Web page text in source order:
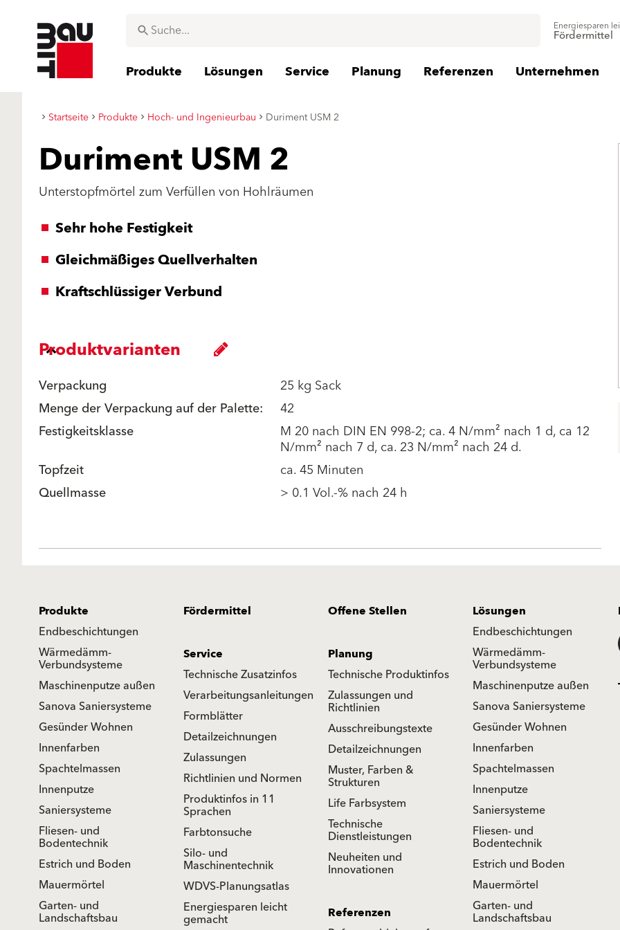
Energiesparen
Fördermittel
Produkte Lösungen Service Planung Referenzen Unternehmen
Startseite Produkte Hoch- und Ingenieurbau Duriment USM 2
Duriment USM 2
Unterstopfmörtel zum Verfüllen von Hohlräumen
Sehr hohe Festigkeit
Gleichmäßiges Quellverhalten
Kraftschlüssiger Verbund
Produktvarianten
Verpackung
25 kg Sack
Menge der Verpackung auf der Palette:
42
Festigkeitsklasse
M 20 nach DIN EN 998-2; ca. 4 N/mm² nach 1 d, ca 12
N/mm² nach 7 d, ca. 23 N/mm² nach 24 d.
Topfzeit
ca. 45 Minuten
Quellmasse
> 0.1 Vol.-% nach 24 h
Produkte
Endbeschichtungen
Wärmedämm-
Verbundsysteme
Maschinenputze außen
Sanova Saniersysteme
Gesünder Wohnen
Innenfarben
Spachtelmassen
Innenputze
Saniersysteme
Fliesen- und
Bodentechnik
Estrich und Boden
Mauermörtel
Garten- und
Landschaftsbau
Fördermittel Offene Stellen
Lösungen
Endbeschichtungen
Wärmedämm-
Verbundsysteme
Maschinenputze außen
Sanova Saniersysteme
Gesünder Wohnen
Innenfarben
Spachtelmassen
Innenputze
Saniersysteme
Fliesen- und
Bodentechnik
Estrich und Boden
Mauermörtel
Garten- und
Landschaftsbau
Service
Technische Zusatzinfos
Verarbeitungsanleitungen
Formblätter
Detailzeichnungen
Zulassungen
Richtlinien und Normen
Produktinfos in 11
Sprachen
Farbtonsuche
Silo- und
Maschinentechnik
WDVS-Planungsatlas
Energiesparen leicht
gemacht
Planung
Technische Produktinfos
Zulassungen und
Richtlinien
Ausschreibungstexte
Detailzeichnungen
Muster, Farben &
Strukturen
Life Farbsystem
Technische
Dienstleistungen
Neuheiten und
Innovationen
Referenzen